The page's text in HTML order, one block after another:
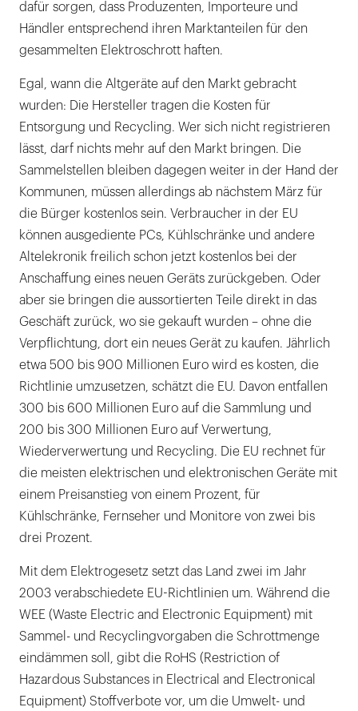
dafür sorgen, dass Produzenten, Importeure und
Händler entsprechend ihren Marktanteilen für den
gesammelten Elektroschrott haften.
Egal, wann die Altgeräte auf den Markt gebracht
wurden: Die Hersteller tragen die Kosten für
Entsorgung und Recycling. Wer sich nicht registrieren
lässt, darf nichts mehr auf den Markt bringen. Die
Sammelstellen bleiben dagegen weiter in der Hand der
Kommunen, müssen allerdings ab nächstem März für
die Bürger kostenlos sein. Verbraucher in der EU
können ausgediente PCs, Kühlschränke und andere
Altelekronik freilich schon jetzt kostenlos bei der
Anschaffung eines neuen Geräts zurückgeben. Oder
aber sie bringen die aussortierten Teile direkt in das
Geschäft zurück, wo sie gekauft wurden – ohne die
Verpflichtung, dort ein neues Gerät zu kaufen. Jährlich
etwa 500 bis 900 Millionen Euro wird es kosten, die
Richtlinie umzusetzen, schätzt die EU. Davon entfallen
300 bis 600 Millionen Euro auf die Sammlung und
200 bis 300 Millionen Euro auf Verwertung,
Wiederverwertung und Recycling. Die EU rechnet für
die meisten elektrischen und elektronischen Geräte mit
einem Preisanstieg von einem Prozent, für
Kühlschränke, Fernseher und Monitore von zwei bis
drei Prozent.
Mit dem Elektrogesetz setzt das Land zwei im Jahr
2003 verabschiedete EU-Richtlinien um. Während die
WEE (Waste Electric and Electronic Equipment) mit
Sammel- und Recyclingvorgaben die Schrottmenge
eindämmen soll, gibt die RoHS (Restriction of
Hazardous Substances in Electrical and Electronical
Equipment) Stoffverbote vor, um die Umwelt- und